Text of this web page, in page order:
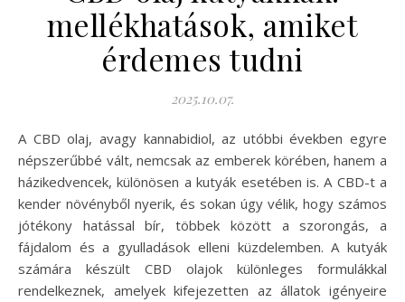
mellékhatások, amiket
érdemes tudni
2025.10.07.
A CBD olaj, avagy kannabidiol, az utóbbi években egyre
népszerűbbé vált, nemcsak az emberek körében, hanem a
házikedvencek, különösen a kutyák esetében is. A CBD-t a
kender növényből nyerik, és sokan úgy vélik, hogy számos
jótékony hatással bír, többek között a szorongás, a
fájdalom és a gyulladások elleni küzdelemben. A kutyák
számára készült CBD olajok különleges formulákkal
rendelkeznek, amelyek kifejezetten az állatok igényeire